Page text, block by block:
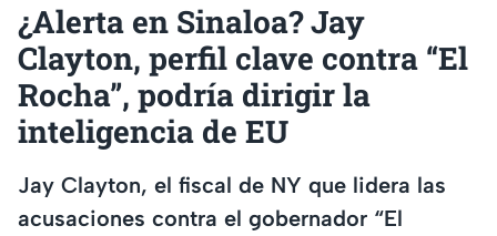
¿Alerta en Sinaloa? Jay
Clayton, perfil clave contra “El
Rocha”, podría dirigir la
inteligencia de EU
Jay Clayton, el fiscal de NY que lidera las
acusaciones contra el gobernador “El